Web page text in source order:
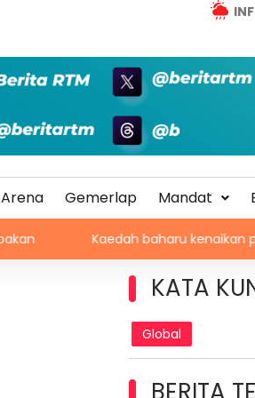
Arena Gemerlap Mandat
Kaedah baharu kenaikan pangkat
KATA
Global
BERITA